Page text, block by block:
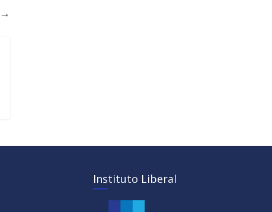
→
Instituto Liberal